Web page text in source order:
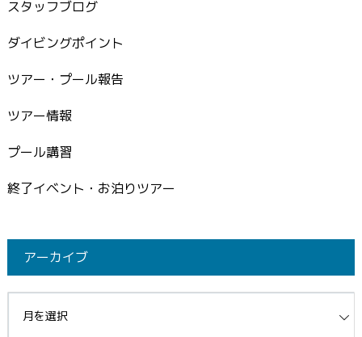
スタッフブログ
ダイビングポイント
ツアー・プール報告
ツアー情報
プール講習
終了イベント・お泊りツアー
アーカイブ